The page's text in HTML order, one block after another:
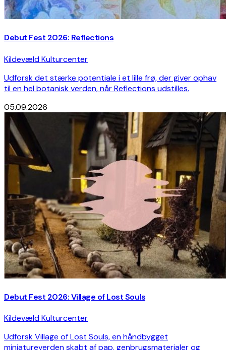
Debut Fest 2026: Reflections
Kildevæld Kulturcenter
Udforsk det stærke potentiale i et lille frø, der giver ophav
til en hel botanisk verden, når Reflections udstilles.
05.09.2026
Debut Fest 2026: Village of Lost Souls
Kildevæld Kulturcenter
Udforsk Village of Lost Souls, en håndbygget
miniatureverden skabt af pap, genbrugsmaterialer og